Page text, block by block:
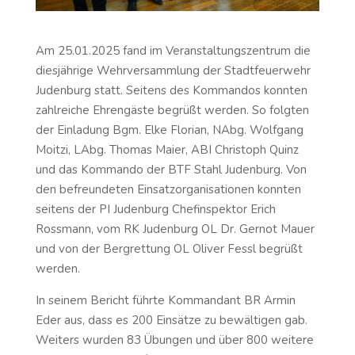
Am 25.01.2025 fand im Veranstaltungszentrum die
diesjährige Wehrversammlung der Stadtfeuerwehr
Judenburg statt. Seitens des Kommandos konnten
zahlreiche Ehrengäste begrüßt werden. So folgten
der Einladung Bgm. Elke Florian, NAbg. Wolfgang
Moitzi, LAbg. Thomas Maier, ABI Christoph Quinz
und das Kommando der BTF Stahl Judenburg. Von
den befreundeten Einsatzorganisationen konnten
seitens der PI Judenburg Chefinspektor Erich
Rossmann, vom RK Judenburg OL Dr. Gernot Mauer
und von der Bergrettung OL Oliver Fessl begrüßt
werden.
In seinem Bericht führte Kommandant BR Armin
Eder aus, dass es 200 Einsätze zu bewältigen gab.
Weiters wurden 83 Übungen und über 800 weitere